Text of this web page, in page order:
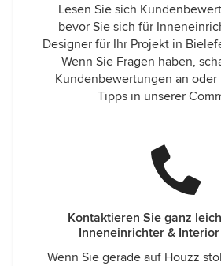
Lesen Sie sich
bevor Sie sich für
Designer für Ihr Projekt in
Wenn Sie Fragen haben,
Kundenbewertungen an oder
Tipps in unserer
Kontaktieren Sie ganz
Inneneinrichter &
Wenn Sie gerade auf Houzz